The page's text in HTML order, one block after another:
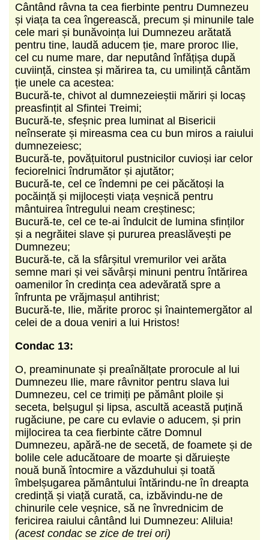
Cântând râvna ta cea fierbinte pentru Dumnezeu
și viața ta cea îngerească, precum și minunile tale
cele mari și bunăvoința lui Dumnezeu arătată
pentru tine, laudă aducem ție, mare proroc Ilie,
cel cu nume mare, dar neputând înfățișa după
cuviință, cinstea și mărirea ta, cu umilință cântăm
ție unele ca acestea:
Bucură-te, chivot al dumnezeieștii măriri și locaș
preasfințit al Sfintei Treimi;
Bucură-te, sfeșnic prea luminat al Bisericii
neînserate și mireasma cea cu bun miros a raiului
dumnezeiesc;
Bucură-te, povățuitorul pustnicilor cuvioși iar celor
feciorelnici îndrumător și ajutător;
Bucură-te, cel ce îndemni pe cei păcătoși la
pocăință și mijlocești viața veșnică pentru
mântuirea întregului neam creștinesc;
Bucură-te, cel ce te-ai îndulcit de lumina sfinților
și a negrăitei slave și pururea preaslăvești pe
Dumnezeu;
Bucură-te, că la sfârșitul vremurilor vei arăta
semne mari și vei săvârși minuni pentru întărirea
oamenilor în credința cea adevărată spre a
înfrunta pe vrăjmașul antihrist;
Bucură-te, Ilie, mărite proroc și înaintemergător al
celei de a doua veniri a lui Hristos!
Condac 13:
O, preaminunate și preaînălțate prorocule al lui
Dumnezeu Ilie, mare râvnitor pentru slava lui
Dumnezeu, cel ce trimiți pe pământ ploile și
seceta, belșugul și lipsa, ascultă această puțină
rugăciune, pe care cu evlavie o aducem, și prin
mijlocirea ta cea fierbinte către Domnul
Dumnezeu, apără-ne de secetă, de foamete și de
bolile cele aducătoare de moarte și dăruiește
nouă bună întocmire a văzduhului și toată
îmbelșugarea pământului întărindu-ne în dreapta
credință și viață curată, ca, izbăvindu-ne de
chinurile cele veșnice, să ne învrednicim de
fericirea raiului cântând lui Dumnezeu: Aliluia!
(acest condac se zice de trei ori)